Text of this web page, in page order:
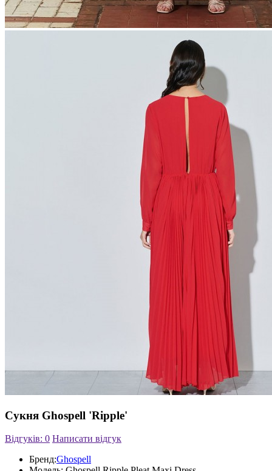
Сукня Ghospell 'Ripple'
Відгуків: 0 Написати відгук
Бренд:Ghospell